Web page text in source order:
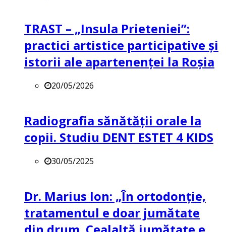
TRAST – „Insula Prieteniei”:
practici artistice participative și
istorii ale apartenenței la Roșia
20/05/2026
Radiografia sănătății orale la
copii. Studiu DENT ESTET 4 KIDS
30/05/2025
Dr. Marius Ion: „În ortodonție,
tratamentul e doar jumătate